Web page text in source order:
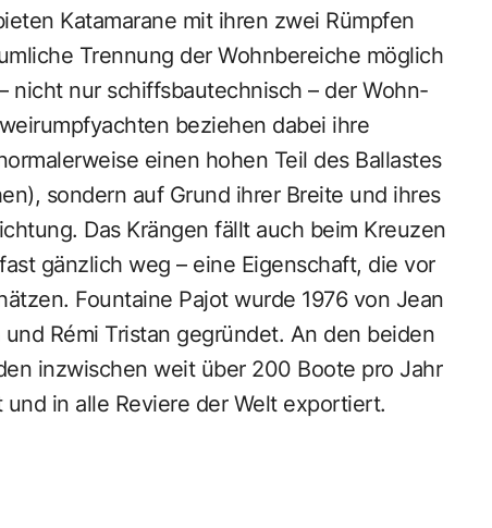
Katamarane mit ihren zwei Rümpfen
Trennung der Wohnbereiche möglich
nicht nur schiffsbautechnisch – der Wohn-
beziehen dabei ihre
einen hohen Teil des Ballastes
sondern auf Grund ihrer Breite und ihres
Das Krängen fällt auch beim Kreuzen
gänzlich weg – eine Eigenschaft, die vor
Fountaine Pajot wurde 1976 von Jean
Rémi Tristan gegründet. An den beiden
inzwischen weit über 200 Boote pro Jahr
in alle Reviere der Welt exportiert.